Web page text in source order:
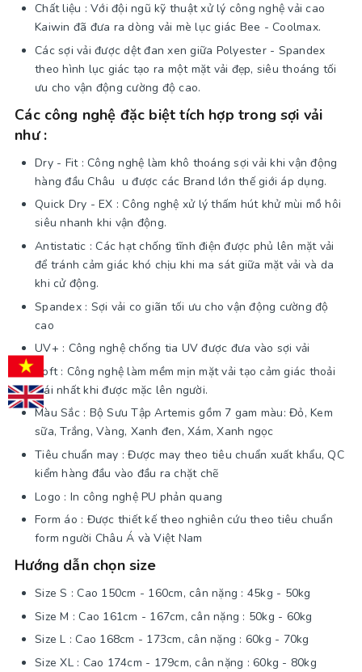
Chất liệu : Với đội ngũ kỹ thuật xử lý công nghệ vải cao
Kaiwin đã đưa ra dòng vải mè lục giác Bee - Coolmax.
Các sợi vải được dệt đan xen giữa Polyester - Spandex
theo hình lục giác tạo ra một mặt vải đẹp, siêu thoáng tối
ưu cho vận động cường độ cao.
Các công nghệ đặc biệt tích hợp trong sợi vải
như :
Dry - Fit : Công nghệ làm khô thoáng sợi vải khi vận động
hàng đầu Châu u được các Brand lớn thế giới áp dụng.
Quick Dry - EX : Công nghệ xử lý thấm hút khử mùi mồ hôi
siêu nhanh khi vận động.
Antistatic : Các hạt chống tĩnh điện được phủ lên mặt vải
để tránh cảm giác khó chịu khi ma sát giữa mặt vải và da
khi cử động.
Spandex : Sợi vải co giãn tối ưu cho vận động cường độ
cao
UV+ : Công nghệ chống tia UV được đưa vào sợi vải
Soft : Công nghệ làm mềm mịn mặt vải tạo cảm giác thoải
mái nhất khi được mặc lên người.
Màu Sắc : Bộ Sưu Tập Artemis gồm 7 gam màu: Đỏ, Kem
sữa, Trắng, Vàng, Xanh đen, Xám, Xanh ngọc
Tiêu chuẩn may : Được may theo tiêu chuẩn xuất khẩu, QC
kiểm hàng đầu vào đầu ra chặt chẽ
Logo : In công nghệ PU phản quang
Form áo : Được thiết kế theo nghiên cứu theo tiêu chuẩn
form người Châu Á và Việt Nam
Hướng dẫn chọn size
Size S : Cao 150cm - 160cm, cân nặng : 45kg - 50kg
Size M : Cao 161cm - 167cm, cân nặng : 50kg - 60kg
Size L : Cao 168cm - 173cm, cân nặng : 60kg - 70kg
Size XL : Cao 174cm - 179cm, cân nặng : 60kg - 80kg